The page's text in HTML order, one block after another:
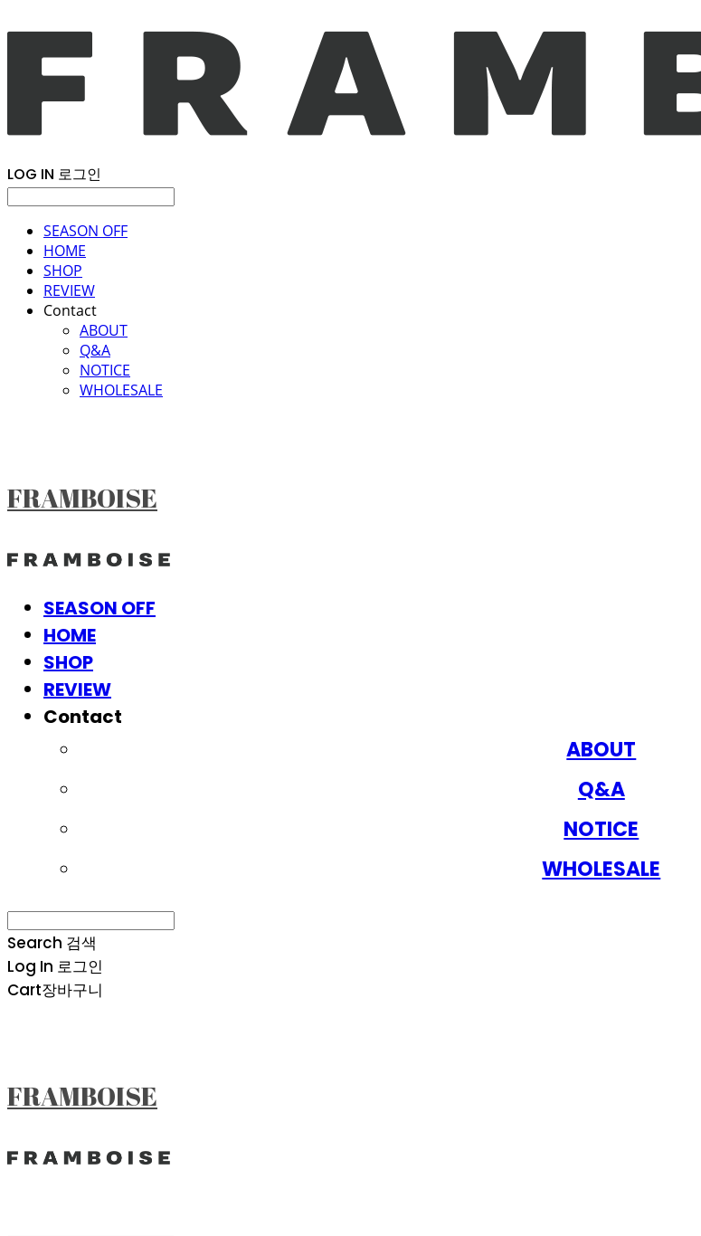
LOG IN 로그인
SEASON OFF
HOME
SHOP
REVIEW
Contact
ABOUT
Q&A
NOTICE
WHOLESALE
FRAMBOISE
SEASON OFF
HOME
SHOP
REVIEW
Contact
ABOUT
Q&A
NOTICE
WHOLESALE
Search 검색
Log In 로그인
Cart장바구니
FRAMBOISE